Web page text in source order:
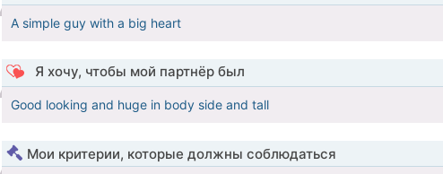
A simple guy with a big heart
Я хочу, чтобы мой партнёр был
Good looking and huge in body side and tall
Мои критерии, которые должны соблюдаться